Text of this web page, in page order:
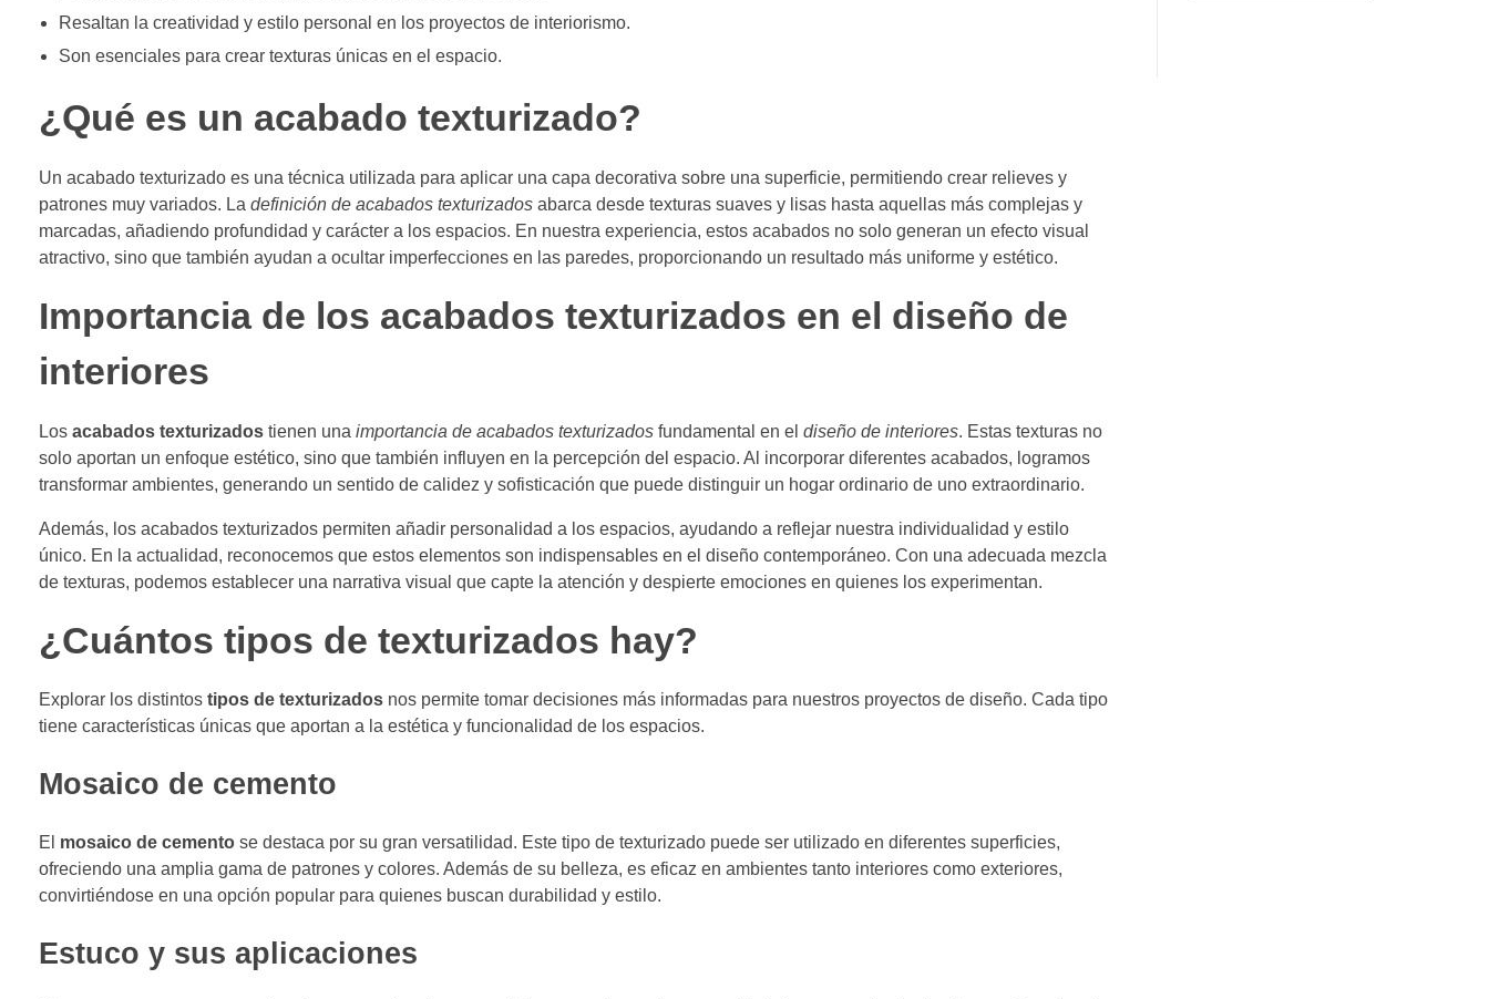
Resaltan la creatividad y estilo personal en los proyectos de interiorismo.
Son esenciales para crear texturas únicas en el espacio.
¿Qué es un acabado texturizado?
Un acabado texturizado es una técnica utilizada para aplicar una capa decorativa sobre una superficie, permitiendo crear relieves y
patrones muy variados. La definición de acabados texturizados abarca desde texturas suaves y lisas hasta aquellas más complejas y
marcadas, añadiendo profundidad y carácter a los espacios. En nuestra experiencia, estos acabados no solo generan un efecto visual
atractivo, sino que también ayudan a ocultar imperfecciones en las paredes, proporcionando un resultado más uniforme y estético.
Importancia de los acabados texturizados en el diseño de
interiores
Los acabados texturizados tienen una importancia de acabados texturizados fundamental en el diseño de interiores. Estas texturas no
solo aportan un enfoque estético, sino que también influyen en la percepción del espacio. Al incorporar diferentes acabados, logramos
transformar ambientes, generando un sentido de calidez y sofisticación que puede distinguir un hogar ordinario de uno extraordinario.
Además, los acabados texturizados permiten añadir personalidad a los espacios, ayudando a reflejar nuestra individualidad y estilo
único. En la actualidad, reconocemos que estos elementos son indispensables en el diseño contemporáneo. Con una adecuada mezcla
de texturas, podemos establecer una narrativa visual que capte la atención y despierte emociones en quienes los experimentan.
¿Cuántos tipos de texturizados hay?
Explorar los distintos tipos de texturizados nos permite tomar decisiones más informadas para nuestros proyectos de diseño. Cada tipo
tiene características únicas que aportan a la estética y funcionalidad de los espacios.
Mosaico de cemento
El mosaico de cemento se destaca por su gran versatilidad. Este tipo de texturizado puede ser utilizado en diferentes superficies,
ofreciendo una amplia gama de patrones y colores. Además de su belleza, es eficaz en ambientes tanto interiores como exteriores,
convirtiéndose en una opción popular para quienes buscan durabilidad y estilo.
Estuco y sus aplicaciones